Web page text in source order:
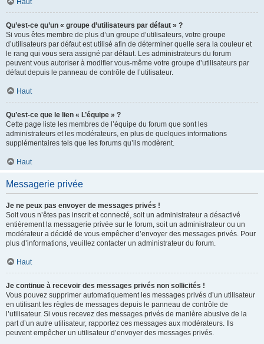
Haut
Qu’est-ce qu’un « groupe d’utilisateurs par défaut » ?
Si vous êtes membre de plus d’un groupe d’utilisateurs, votre groupe
d’utilisateurs par défaut est utilisé afin de déterminer quelle sera la couleur et
le rang qui vous sera assigné par défaut. Les administrateurs du forum
peuvent vous autoriser à modifier vous-même votre groupe d’utilisateurs par
défaut depuis le panneau de contrôle de l’utilisateur.
Haut
Qu’est-ce que le lien « L’équipe » ?
Cette page liste les membres de l’équipe du forum que sont les
administrateurs et les modérateurs, en plus de quelques informations
supplémentaires tels que les forums qu’ils modèrent.
Haut
Messagerie privée
Je ne peux pas envoyer de messages privés !
Soit vous n’êtes pas inscrit et connecté, soit un administrateur a désactivé
entièrement la messagerie privée sur le forum, soit un administrateur ou un
modérateur a décidé de vous empêcher d’envoyer des messages privés. Pour
plus d’informations, veuillez contacter un administrateur du forum.
Haut
Je continue à recevoir des messages privés non sollicités !
Vous pouvez supprimer automatiquement les messages privés d’un utilisateur
en utilisant les règles de messages depuis le panneau de contrôle de
l’utilisateur. Si vous recevez des messages privés de manière abusive de la
part d’un autre utilisateur, rapportez ces messages aux modérateurs. Ils
peuvent empêcher un utilisateur d’envoyer des messages privés.